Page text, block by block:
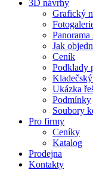
3D návrhy
Grafický
Panorama
Jak
Ceník
Podklady
Ukázka
Podmínky
Soubory
Pro firmy
Ceníky
Katalog
Prodejna
Kontakty